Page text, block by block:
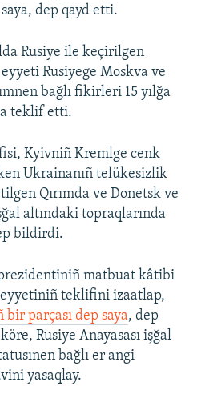
dep qayd etti.
Rusiye ile keçirilgen
Rusiyege Moskva ve
bağlı fikirleri 15 yılğa
teklif etti.
Kyivniñ Kremlge cenk
Ukrainanıñ telükesizlik
Qırımda ve Donetsk ve
altındaki topraqlarında
bildirdi.
matbuat kâtibi
teklifini izaatlap,
bir parçası dep saya, dep
Rusiye Anayasası işğal
bağlı er angi
yasaqlay.